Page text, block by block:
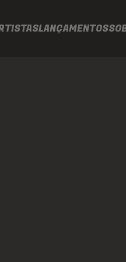
LANÇAMENTOS